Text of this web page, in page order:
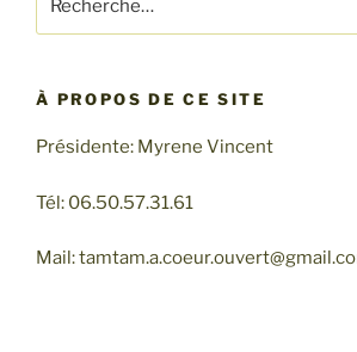
pour
À PROPOS DE CE SITE
Présidente: Myrene Vincent
Tél: 06.50.57.31.61
Mail: